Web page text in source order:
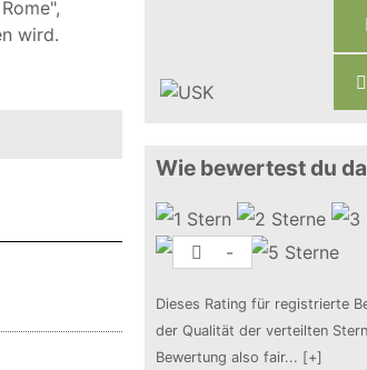
wird.
Wie bewertest du
-
Dieses Rating für registrierte
der Qualität der verteilten
Bewertung also fair... [+]